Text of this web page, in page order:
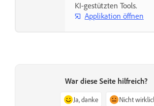
KI-gestützten Tools.
Applikation öffnen
War diese Seite hilfreich?
Ja, danke Nicht